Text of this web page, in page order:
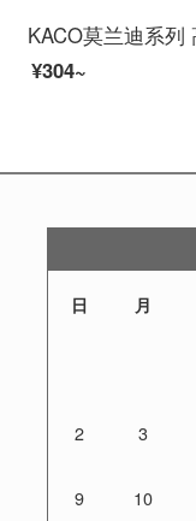
¥304~
日 月
2 3
9 10